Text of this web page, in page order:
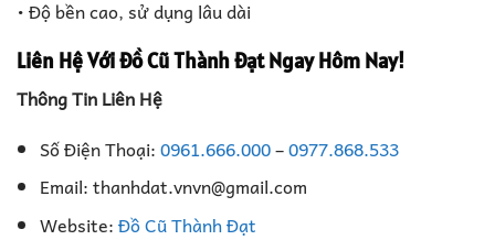
• Độ bền cao, sử dụng lâu dài
Liên Hệ Với Đồ Cũ Thành Đạt Ngay Hôm Nay!
Thông Tin Liên Hệ
Số Điện Thoại:0961.666.000–0977.868.533
Email: thanhdat.vnvn@gmail.com
Website:Đồ Cũ Thành Đạt